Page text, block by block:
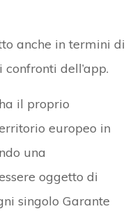
anche in termini di
dell’app.
il proprio
europeo in
una
oggetto di
singolo Garante